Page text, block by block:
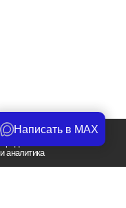
и аналитика
Написать в MAX